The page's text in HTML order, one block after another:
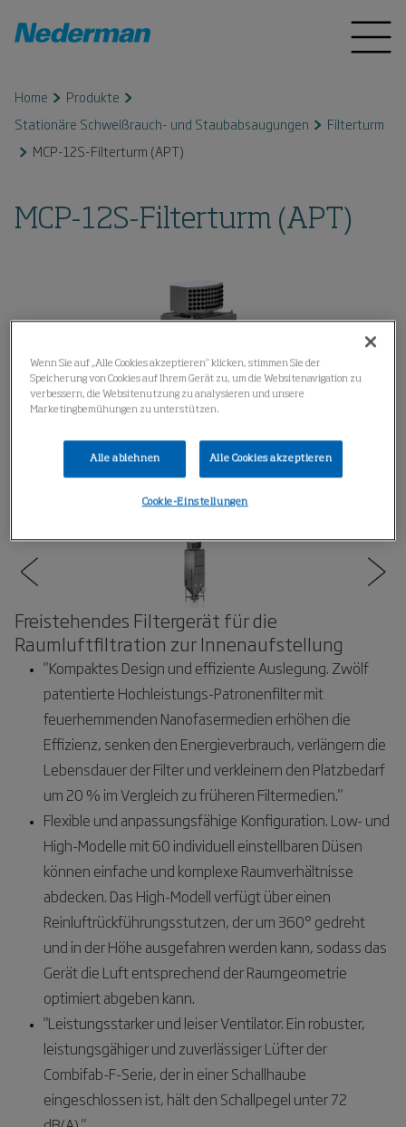
Home
Produkte
Stationäre Schweißrauch- und Staubabsaugungen
Filterturm
MCP-12S-Filterturm (APT)
MCP-12S-Filterturm (APT)
Freistehendes Filtergerät für die
Raumluftfiltration zur Innenaufstellung
"Kompaktes Design und effiziente Auslegung. Zwölf
patentierte Hochleistungs-Patronenfilter mit
feuerhemmenden Nanofasermedien erhöhen die
Effizienz, senken den Energieverbrauch, verlängern die
Lebensdauer der Filter und verkleinern den Platzbedarf
um 20 % im Vergleich zu früheren Filtermedien."
Flexible und anpassungsfähige Konfiguration. Low- und
High-Modelle mit 60 individuell einstellbaren Düsen
können einfache und komplexe Raumverhältnisse
abdecken. Das High-Modell verfügt über einen
Reinluftrückführungsstutzen, der um 360° gedreht
und in der Höhe ausgefahren werden kann, sodass das
Gerät die Luft entsprechend der Raumgeometrie
optimiert abgeben kann.
"Leistungsstarker und leiser Ventilator. Ein robuster,
leistungsgähiger und zuverlässiger Lüfter der
Combifab-F-Serie, der in einer Schallhaube
eingeschlossen ist, hält den Schallpegel unter 72
Wenn Sie auf „Alle Cookies akzeptieren“ klicken, stimmen Sie der
Speicherung von Cookies auf Ihrem Gerät zu, um die Websitenavigation zu
verbessern, die Websitenutzung zu analysieren und unsere
Marketingbemühungen zu unterstützen.
Alle ablehnen Alle Cookies akzeptieren
Cookie-Einstellungen